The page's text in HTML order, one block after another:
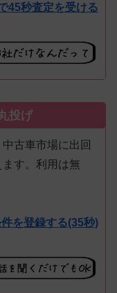
45秒査定を受ける
投げ
古車市場に出回
ます。利用は無
を登録する(35秒)